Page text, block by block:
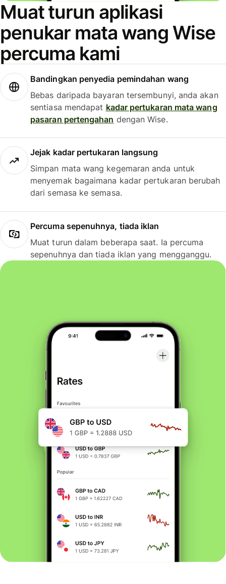
Muat turun aplikasi
penukar mata wang Wise
percuma kami
Bandingkan penyedia pemindahan wang
Bebas daripada bayaran tersembunyi, anda akan
sentiasa mendapat kadar pertukaran mata wang
pasaran pertengahan dengan Wise.
Jejak kadar pertukaran langsung
Simpan mata wang kegemaran anda untuk
menyemak bagaimana kadar pertukaran berubah
dari semasa ke semasa.
Percuma sepenuhnya, tiada iklan
Muat turun dalam beberapa saat. Ia percuma
sepenuhnya dan tiada iklan yang mengganggu.